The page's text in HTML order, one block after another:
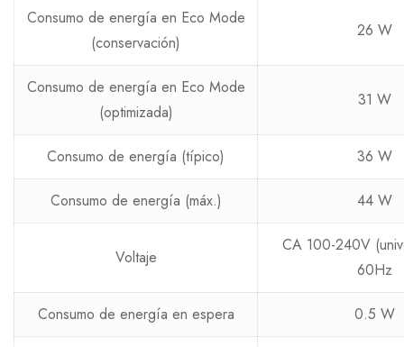
Consumo de energía en Eco Mode
(conservación)
26 W
Consumo de energía en Eco Mode
(optimizada)
31 W
Consumo de energía (típico) 36 W
Consumo de energía (máx.) 44 W
Voltaje
CA 100-240V
60Hz
Consumo de energía en espera 0.5 W